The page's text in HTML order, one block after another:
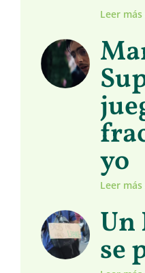
Leer más
yo
Leer más
Un
se